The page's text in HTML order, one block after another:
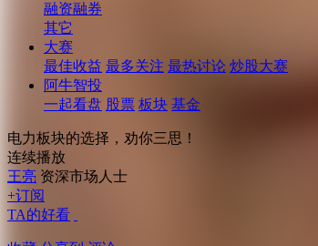
融资融券
其它
大赛
最佳收益 最多关注 最热讨论 炒股大赛
阿牛智投
一起看盘 股票 板块 基金
电力板块的选择，劝你三思！
连续播放
王亮 资深市场人士
+订阅
TA的好看